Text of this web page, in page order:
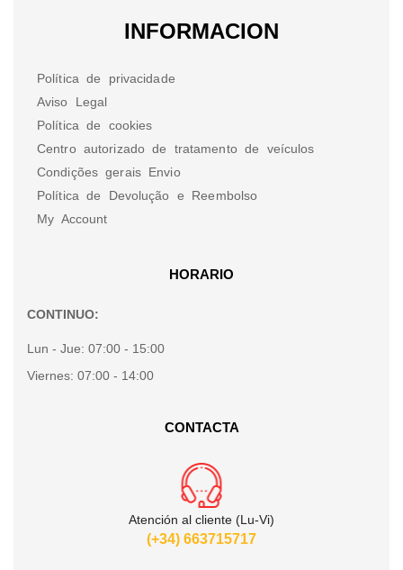
INFORMACION
Política de privacidade
Aviso Legal
Política de cookies
Centro autorizado de tratamento de veículos
Condições gerais Envio
Política de Devolução e Reembolso
My Account
HORARIO
CONTINUO:
Lun - Jue: 07:00 - 15:00
Viernes: 07:00 - 14:00
CONTACTA
Atención al cliente (Lu-Vi)
(+34) 663715717